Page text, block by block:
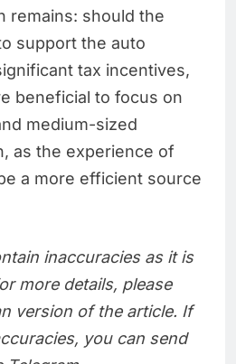
remains: should the
support the auto
tax incentives,
beneficial to focus on
medium-sized
as the experience of
a more efficient source
inaccuracies as it is
more details, please
version of the article. If
you can send